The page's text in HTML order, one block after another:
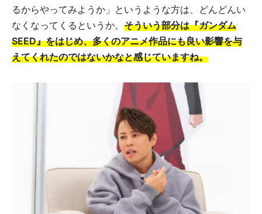
るからやってみようか」というような方は、どんどんい
なくなってくるというか。 そういう部分は『ガンダム
SEED』をはじめ、多くのアニメ作品にも良い影響を与
えてくれたのではないかなと感じていますね。